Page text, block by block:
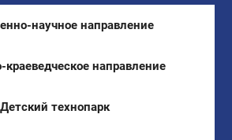
научное направление
краеведческое направление
Детский технопарк